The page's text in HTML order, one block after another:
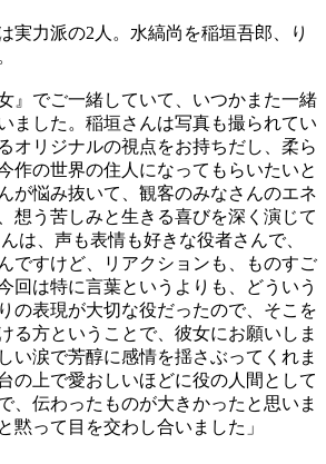
実力派の2人。水縞尚を稲垣吾郎、り
』でご一緒していて、いつかまた一緒
ました。稲垣さんは写真も撮られてい
オリジナルの視点をお持ちだし、柔ら
作の世界の住人になってもらいたいと
が悩み抜いて、観客のみなさんのエネ
想う苦しみと生きる喜びを深く演じて
は、声も表情も好きな役者さんで、
ですけど、リアクションも、ものすご
回は特に言葉というよりも、どういう
の表現が大切な役だったので、そこを
る方ということで、彼女にお願いしま
い涙で芳醇に感情を揺さぶってくれま
の上で愛おしいほどに役の人間として
、伝わったものが大きかったと思いま
黙って目を交わし合いました」